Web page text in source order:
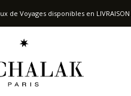
de Voyages disponibles en LIVRAISON